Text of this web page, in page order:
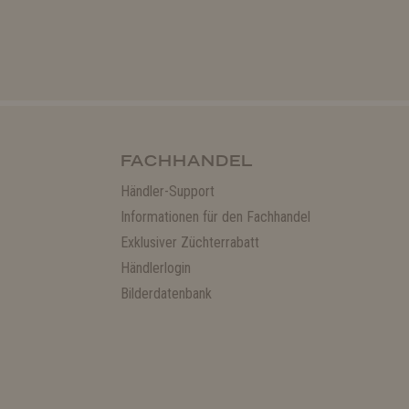
FACHHANDEL
Händler-Support
Informationen für den Fachhandel
Exklusiver Züchterrabatt
Händlerlogin
Bilderdatenbank